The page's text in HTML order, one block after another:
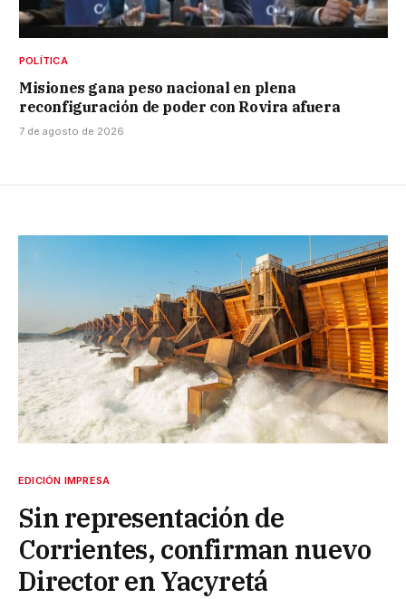
POLÍTICA
Misiones gana peso nacional en plena
reconfiguración de poder con Rovira afuera
7 de agosto de 2026
EDICIÓN IMPRESA
Sin representación de
Corrientes, confirman nuevo
Director en Yacyretá